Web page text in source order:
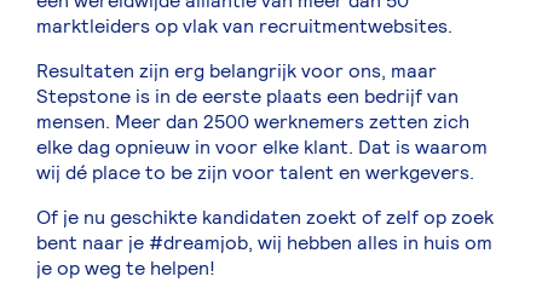
marktleiders op vlak van recruitmentwebsites.
Resultaten zijn erg belangrijk voor ons, maar
Stepstone is in de eerste plaats een bedrijf van
mensen. Meer dan 2500 werknemers zetten zich
elke dag opnieuw in voor elke klant. Dat is waarom
wij dé place to be zijn voor talent en werkgevers.
Of je nu geschikte kandidaten zoekt of zelf op zoek
bent naar je #dreamjob, wij hebben alles in huis om
je op weg te helpen!